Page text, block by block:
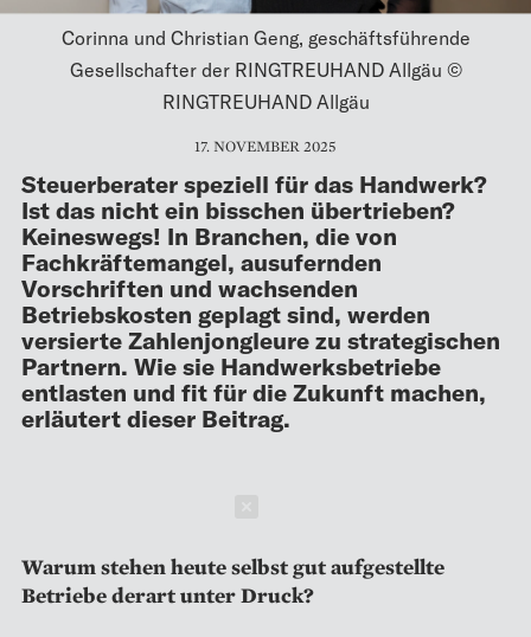
Corinna und Christian Geng, geschäftsführende
Gesellschafter der RINGTREUHAND Allgäu ©
RINGTREUHAND Allgäu
17. NOVEMBER 2025
Steuerberater speziell für das Handwerk?
Ist das nicht ein bisschen übertrieben?
Keineswegs! In Branchen, die von
Fachkräftemangel, ausufernden
Vorschriften und wachsenden
Betriebskosten geplagt sind, werden
versierte Zahlenjongleure zu strategischen
Partnern. Wie sie Handwerksbetriebe
entlasten und fit für die Zukunft machen,
erläutert dieser Beitrag.
Warum stehen heute selbst gut aufgestellte
Betriebe derart unter Druck?